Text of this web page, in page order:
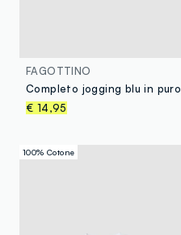
FAGOTTINO
€ 14,95
100% Cotone